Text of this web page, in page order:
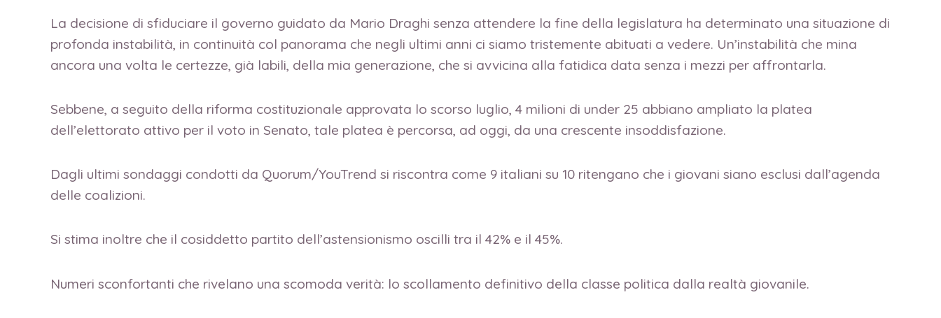
La decisione di sfiduciare il governo guidato da Mario Draghi senza attendere la fine della legislatura ha determinato una situazione di
profonda instabilità, in continuità col panorama che negli ultimi anni ci siamo tristemente abituati a vedere. Un’instabilità che mina
ancora una volta le certezze, già labili, della mia generazione, che si avvicina alla fatidica data senza i mezzi per affrontarla.
Sebbene, a seguito della riforma costituzionale approvata lo scorso luglio, 4 milioni di under 25 abbiano ampliato la platea
dell’elettorato attivo per il voto in Senato, tale platea è percorsa, ad oggi, da una crescente insoddisfazione.
Dagli ultimi sondaggi condotti da Quorum/YouTrend si riscontra come 9 italiani su 10 ritengano che i giovani siano esclusi dall’agenda
delle coalizioni.
Si stima inoltre che il cosiddetto partito dell’astensionismo oscilli tra il 42% e il 45%.
Numeri sconfortanti che rivelano una scomoda verità: lo scollamento definitivo della classe politica dalla realtà giovanile.